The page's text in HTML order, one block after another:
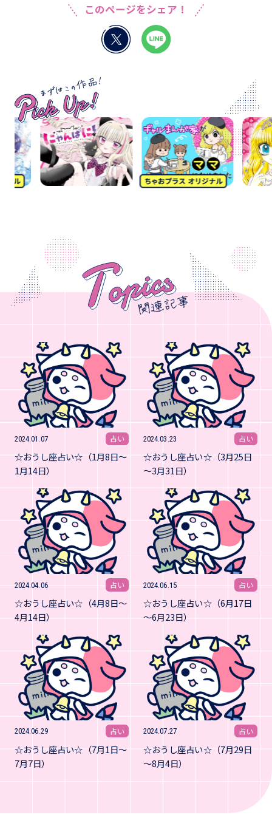
このページをシェア！
2024.01.07 占い
☆おうし座占い☆（1月8日～
1月14日）
2024.03.23 占い
☆おうし座占い☆（3月25日
～3月31日）
2024.04.06 占い
☆おうし座占い☆（4月8日～
4月14日）
2024.06.15 占い
☆おうし座占い☆（6月17日
～6月23日）
2024.06.29 占い
☆おうし座占い☆（7月1日～
7月7日）
2024.07.27 占い
☆おうし座占い☆（7月29日
～8月4日）